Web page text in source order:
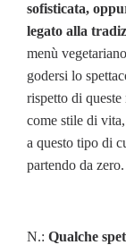
sofisticata,
legato alla
menù
godersi lo
rispetto di
come stile di
a questo tipo di
partendo da zero.
N.: Qualche